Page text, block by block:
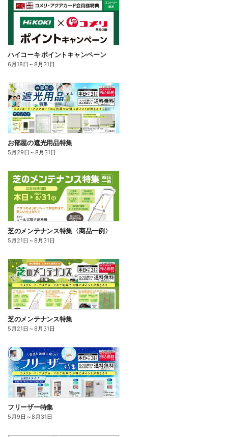
ハイコーキ ポイントキャンペーン
6月18日 ～8月31日
お部屋の遮光用品特集
5月29日 ～8月31日
芝のメンテナンス特集〈商品一例〉
5月21日 ～8月31日
芝のメンテナンス特集
5月21日 ～8月31日
フリーザー特集
5月9日 ～8月31日